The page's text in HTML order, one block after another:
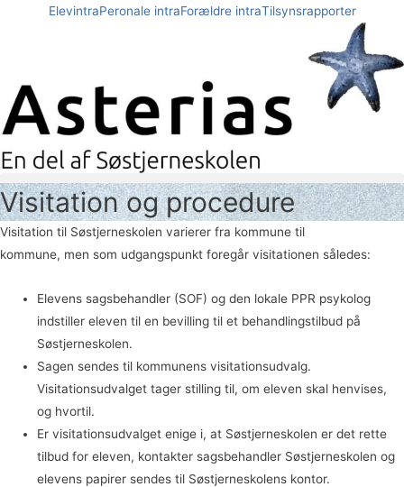
ElevintraPeronale intraForældre intraTilsynsrapporter
Visitation og procedure
Visitation til Søstjerneskolen varierer fra kommune til
kommune, men som udgangspunkt foregår visitationen således:
Elevens sagsbehandler (SOF) og den lokale PPR psykolog
indstiller eleven til en bevilling til et behandlingstilbud på
Søstjerneskolen.
Sagen sendes til kommunens visitationsudvalg.
Visitationsudvalget tager stilling til, om eleven skal henvises,
og hvortil.
Er visitationsudvalget enige i, at Søstjerneskolen er det rette
tilbud for eleven, kontakter sagsbehandler Søstjerneskolen og
elevens papirer sendes til Søstjerneskolens kontor.